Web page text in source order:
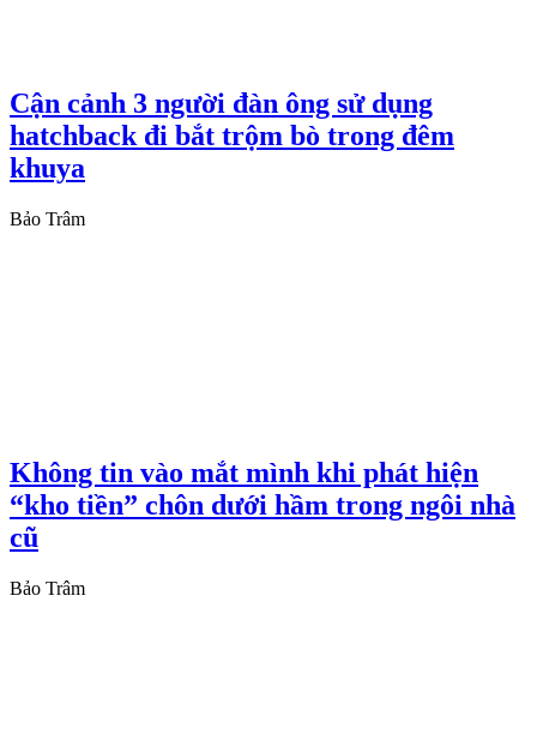
Cận cảnh 3 người đàn ông sử dụng
hatchback đi bắt trộm bò trong đêm
khuya
Bảo Trâm
Không tin vào mắt mình khi phát hiện
“kho tiền” chôn dưới hầm trong ngôi nhà
cũ
Bảo Trâm